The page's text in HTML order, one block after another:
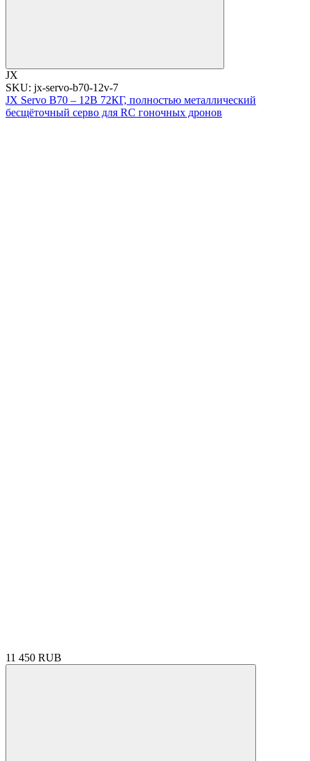
JX
SKU: jx-servo-b70-12v-7
JX Servo B70 – 12В 72КГ, полностью металлический
бесщёточный серво для RC гоночных дронов
11 450 RUB